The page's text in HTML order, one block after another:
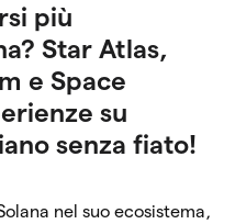
più
Star Atlas,
e Space
su
senza fiato!
nel suo ecosistema,